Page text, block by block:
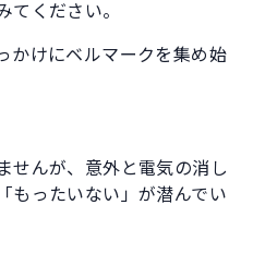
てください。
かけにベルマークを集め始
んが、意外と電気の消し
もったいない」が潜んでい